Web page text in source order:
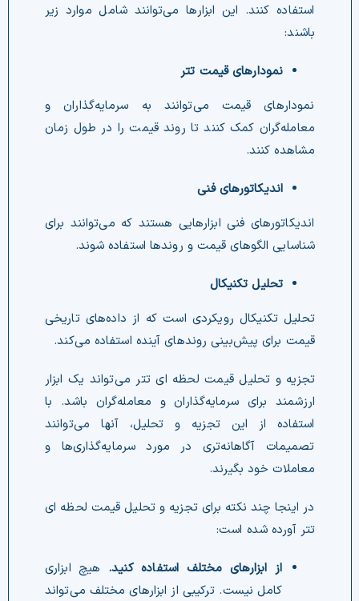
استفاده کنند. این ابزارها می‌توانند شامل موارد زیر
باشند:
نمودارهای قیمت تتر
نمودارهای قیمت می‌توانند به سرمایه‌گذاران و
معامله‌گران کمک کنند تا روند قیمت را در طول زمان
مشاهده کنند.
اندیکاتورهای فنی
اندیکاتورهای فنی ابزارهایی هستند که می‌توانند برای
شناسایی الگوهای قیمت و روندها استفاده شوند.
تحلیل تکنیکال
تحلیل تکنیکال رویکردی است که از داده‌های تاریخی
قیمت برای پیش‌بینی روندهای آینده استفاده می‌کند.
تجزیه و تحلیل قیمت لحظه ای تتر می‌تواند یک ابزار
ارزشمند برای سرمایه‌گذاران و معامله‌گران باشد. با
استفاده از این تجزیه و تحلیل، آنها می‌توانند
تصمیمات آگاهانه‌تری در مورد سرمایه‌گذاری‌ها و
معاملات خود بگیرند.
در اینجا چند نکته برای تجزیه و تحلیل قیمت لحظه ای
تتر آورده شده است:
از ابزارهای مختلف استفاده کنید. هیچ ابزاری
کامل نیست. ترکیبی از ابزارهای مختلف می‌تواند